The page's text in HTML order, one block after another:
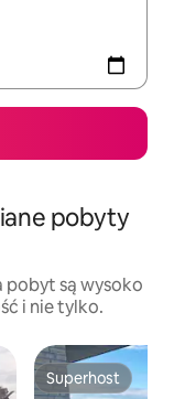
pobyty
pobyt są wysoko
i nie tylko.
Superhost
Superhost